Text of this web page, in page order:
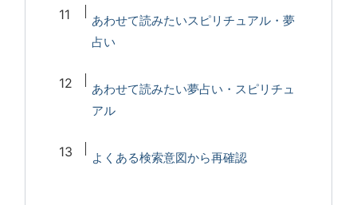
あわせて読みたいスピリチュアル・夢
占い
あわせて読みたい夢占い・スピリチュ
アル
よくある検索意図から再確認